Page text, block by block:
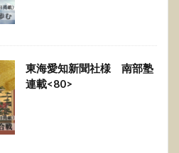
東海愛知新聞社様 南部塾
連載<80>